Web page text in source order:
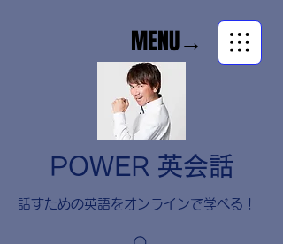
MENU→
POWER 英会話
​話すための英語をオンラインで学べる！